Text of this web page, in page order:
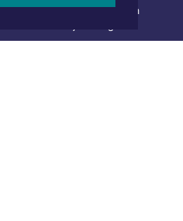
en krijg wekelijks een